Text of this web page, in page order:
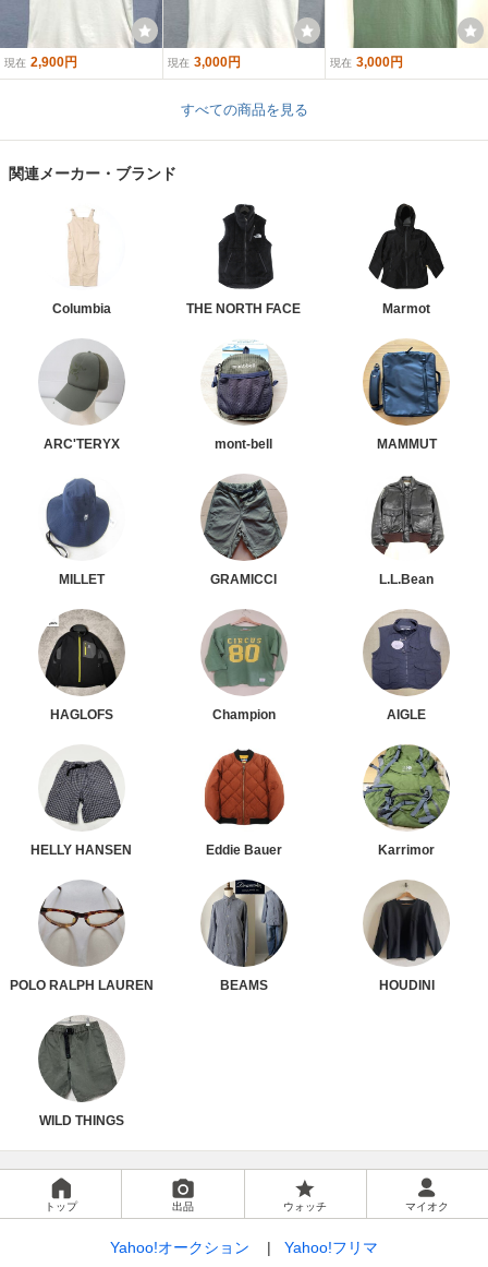
現在 2,900円 現在 3,000円 現在 3,000円
すべての商品を見る
関連メーカー・ブランド
Columbia THE NORTH FACE Marmot
ARC'TERYX mont-bell MAMMUT
MILLET GRAMICCI L.L.Bean
HAGLOFS Champion AIGLE
HELLY HANSEN Eddie Bauer Karrimor
POLO RALPH LAUREN BEAMS HOUDINI
WILD THINGS
トップ 出品 ウォッチ マイオク
Yahoo!オークション Yahoo!フリマ